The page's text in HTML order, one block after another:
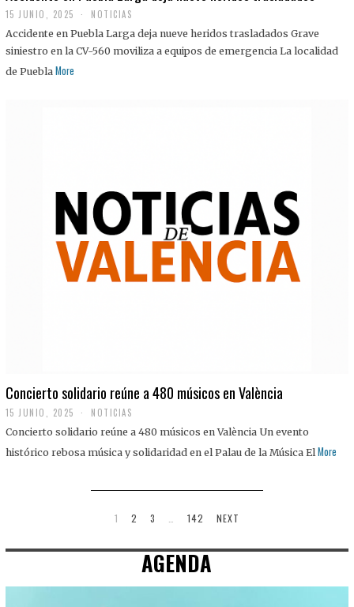
15 JUNIO, 2025 NOTICIAS
Accidente en Puebla Larga deja nueve heridos trasladados Grave
siniestro en la CV-560 moviliza a equipos de emergencia La localidad
de Puebla More
Concierto solidario reúne a 480 músicos en València
15 JUNIO, 2025 NOTICIAS
Concierto solidario reúne a 480 músicos en València Un evento
histórico rebosa música y solidaridad en el Palau de la Música El More
1 2 3 142 NEXT
AGENDA